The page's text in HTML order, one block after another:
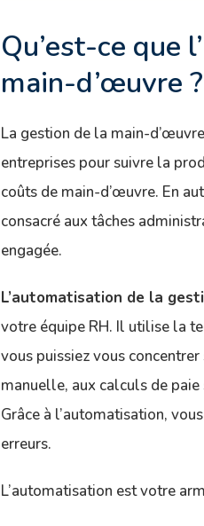
Qu’est-ce que
main-d’œuvre ?
La gestion de la main-
entreprises pour suivre la
coûts de main-d’œuvre. En
consacré aux tâches
engagée.
L’automatisation de la
votre équipe RH. Il utilise la
vous puissiez vous
manuelle, aux calculs de
Grâce à l’automatisation,
erreurs.
L’automatisation est votre